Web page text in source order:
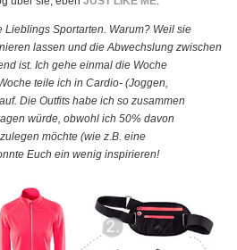
Sportarten. Warum? Weil sie
lassen und die Abwechslung zwischen
ist. Ich gehe einmal die Woche
teile ich in Cardio- (Joggen,
Die Outfits habe ich so zusammen
würde, obwohl ich 50% davon
möchte (wie z.B. eine
Euch ein wenig inspirieren!